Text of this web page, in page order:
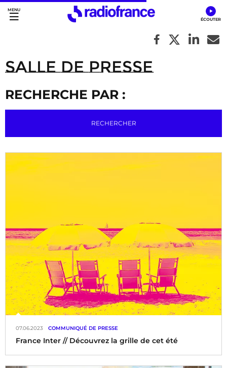
Accès direct :
Menu principal
Contenu
Salle de Presse
RECHERCHE PAR :
RECHERCHER
France Inter // Découvrez la grille de cet été
07.06.2023 COMMUNIQUÉ DE PRESSE